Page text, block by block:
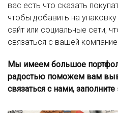
вас есть что сказать
чтобы добавить на
сайт или социальные сети,
связаться с вашей
Мы имеем большое
радостью поможем вам
связаться с нами, заполните